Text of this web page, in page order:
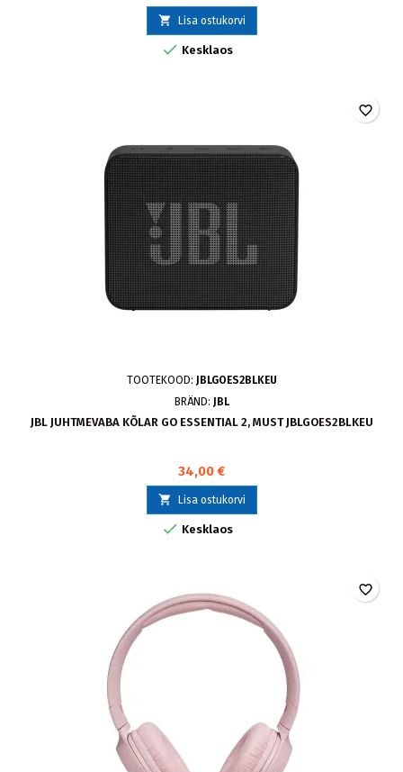
 Lisa ostukorvi
 Kesklaos
TOOTEKOOD: JBLGOES2BLKEU
BRÄND: JBL
JBL JUHTMEVABA KÕLAR GO ESSENTIAL 2, MUST JBLGOES2BLKEU
34,00 €
 Lisa ostukorvi
 Kesklaos
favorite_border
favorite_border